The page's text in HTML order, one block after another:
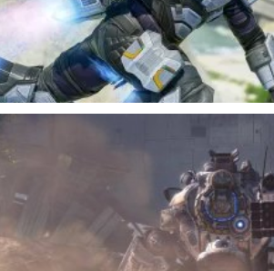
| 1491 days ago
ลังพัฒนาเกมใหม่ แต่ไม่ใช่
สตูดิโอผู้อยู่เบื้องหลัง Titanfall กับ
รายงานว่ากำลังพัฒนาเกมแนวยิงมุมมองบุ